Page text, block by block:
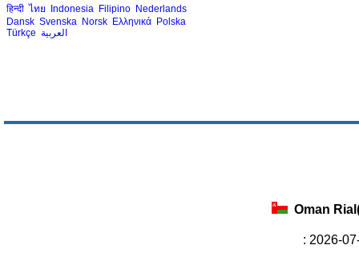
हिन्दी ไทย Indonesia Filipino Nederlands
Dansk Svenska Norsk Ελληνικά Polska
Türkçe العربية
Oman
: 2026-